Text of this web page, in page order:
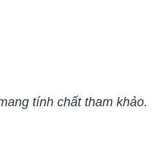
tính chất tham khảo.